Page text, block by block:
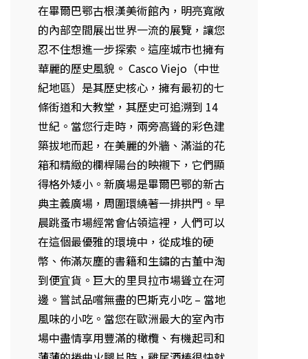
在畢爾巴鄂古根漢美術館內，明亮寬敞
的內部空間展出世界一流的展覽，讓您
忍不住想進一步探索。這座城市也擁有
華麗的歷史風貌。 Casco Viejo（中世
紀地區）是其歷史核心，擁有最初的七
條街道和大教堂，其歷史可追溯到 14
世紀。當您行走時，兩旁高聳的彩色建
築拔地而起，在美麗的外牆、滿溢的花
箱和精緻的欄桿陽台的映襯下，它們顯
得格外矮小。新廣場是畢爾巴鄂的新古
典主義廣場，周圍環繞著一排拱門。早
晨跳蚤市場經常會佔領這裡，人們可以
在這個最優雅的環境中，從成堆的硬
幣、佈滿灰塵的書籍和生鏽的古董中淘
到便宜貨。巨大的里貝拉市場聳立在河
邊。嘗試品嚐無盡的巴斯克小吃 – 當地
風味的小吃。當您在歐洲最大的室內市
場中盡情享用豐滿的橄欖、有機起司和